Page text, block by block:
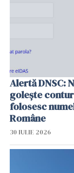
Alertă DNSC:
golește
folosesc
Române
30 IULIE 2026